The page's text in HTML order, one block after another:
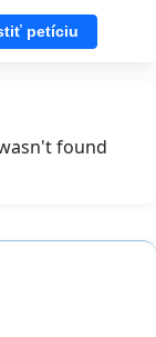
petíciu
found